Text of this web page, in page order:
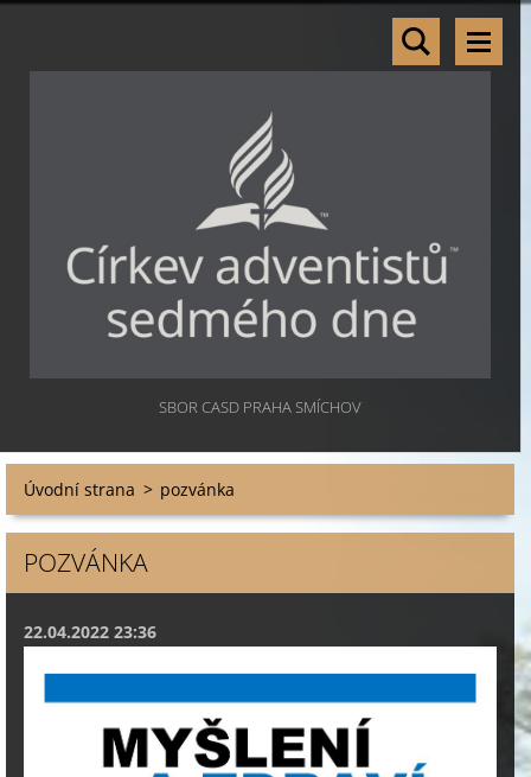
SBOR CASD PRAHA SMÍCHOV
Úvodní strana > pozvánka
POZVÁNKA
22.04.2022 23:36